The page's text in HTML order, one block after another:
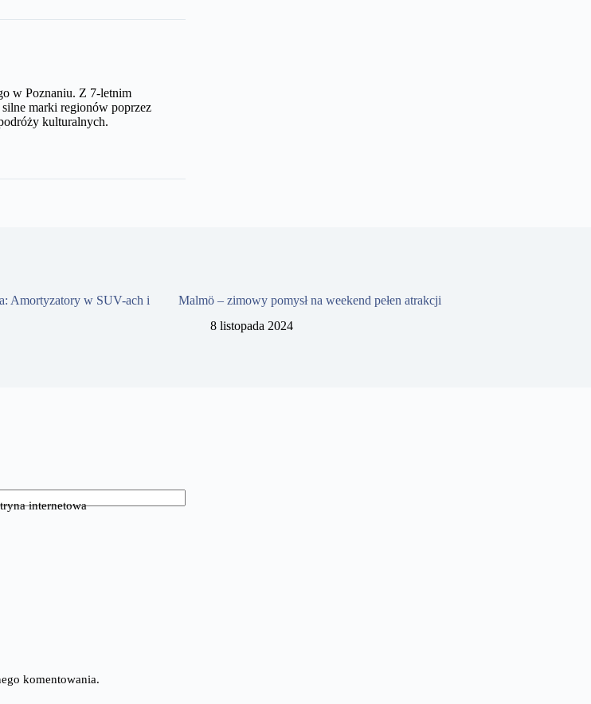
w Poznaniu. Z 7-letnim
marki regionów poprzez
kulturalnych.
Amortyzatory w SUV-ach i
Malmö – zimowy pomysł na weekend pełen atrakcji
8 listopada 2024
internetowa
komentowania.